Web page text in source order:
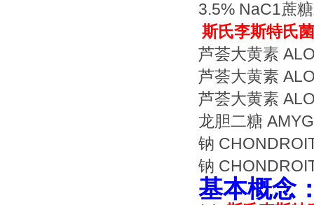
3.5% NaC1蔗
斯氏李斯特氏
芦荟大黄素
芦荟大黄素
芦荟大黄素
龙胆二糖
钠
钠
基本概念